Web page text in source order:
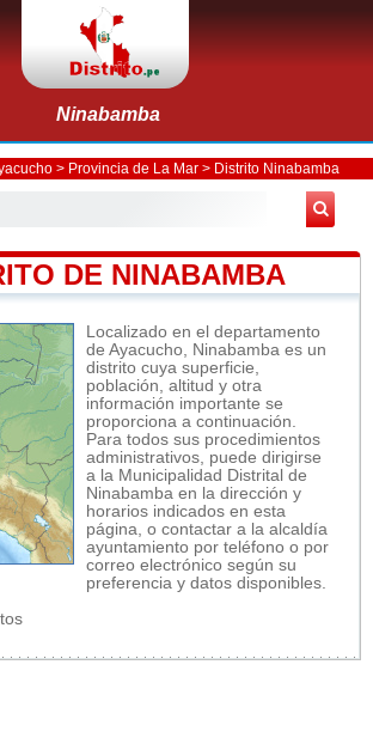
Ninabamba
> Provincia de La Mar> Distrito Ninabamba
DE NINABAMBA
Localizado en el departamento
de Ayacucho, Ninabamba es un
distrito cuya superficie,
población, altitud y otra
información importante se
proporciona a continuación.
Para todos sus procedimientos
administrativos, puede dirigirse
a la Municipalidad Distrital de
Ninabamba en la dirección y
horarios indicados en esta
página, o contactar a la alcaldía
ayuntamiento por teléfono o por
correo electrónico según su
preferencia y datos disponibles.